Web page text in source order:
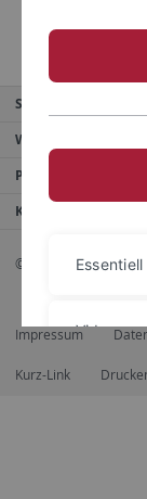
Service
Weitere Angebote
Portale
Kontaktinfo
© 2026 Eberhard
Impressum
Kurz-Link
Essentiell
Videos